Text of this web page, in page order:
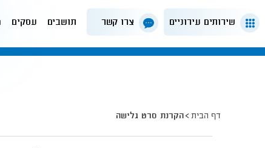
שירותים עירוניים צרו קשר תושבים עסקים
דף הבית הקרנת סרט גלישה